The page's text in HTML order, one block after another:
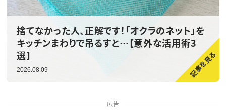
捨てなかった人、正解です！「オクラのネット」を
キッチンまわりで吊るすと…【意外な活用術3
選】
2026.08.09
広告